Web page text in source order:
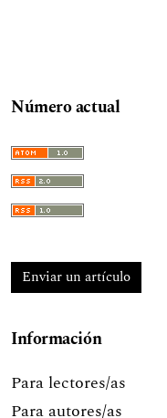
Número actual
Enviar un artículo
Información
Para lectores/as
Para autores/as